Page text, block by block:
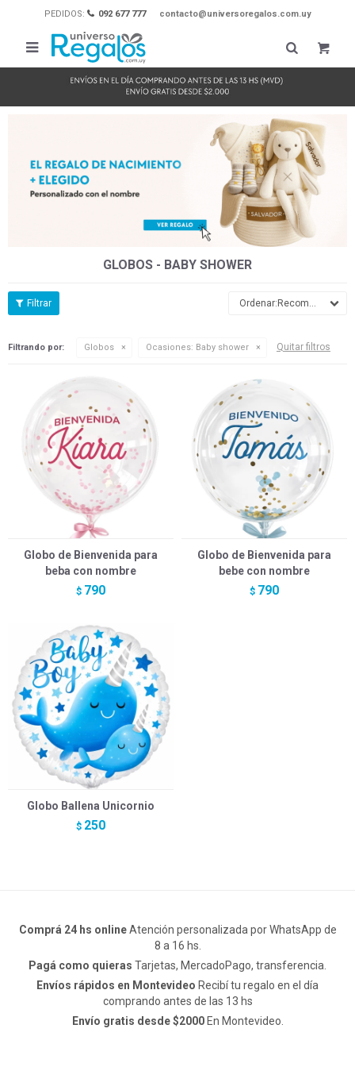
PEDIDOS: 092 677 777 contacto@universoregalos.com.uy

GLOBOS - BABY SHOWER
Recomendados
Filtrando por: Globos Ocasiones: Baby shower Quitar filtros
Globo de Bienvenida para
beba con nombre
$ 790
Globo de Bienvenida para
bebe con nombre
$ 790
Globo Ballena Unicornio
$ 250
Comprá 24 hs onlineAtención personalizada por WhatsApp de
8 a 16 hs.
Pagá como quieras Tarjetas, MercadoPago, transferencia.
Envíos rápidos en Montevideo Recibí tu regalo en el día
comprando antes de las 13 hs
Envío gratis desde $2000En Montevideo.